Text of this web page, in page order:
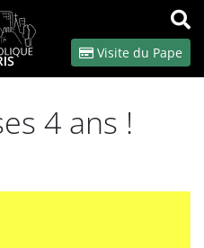
OK
Visite du Pape
4 ans !